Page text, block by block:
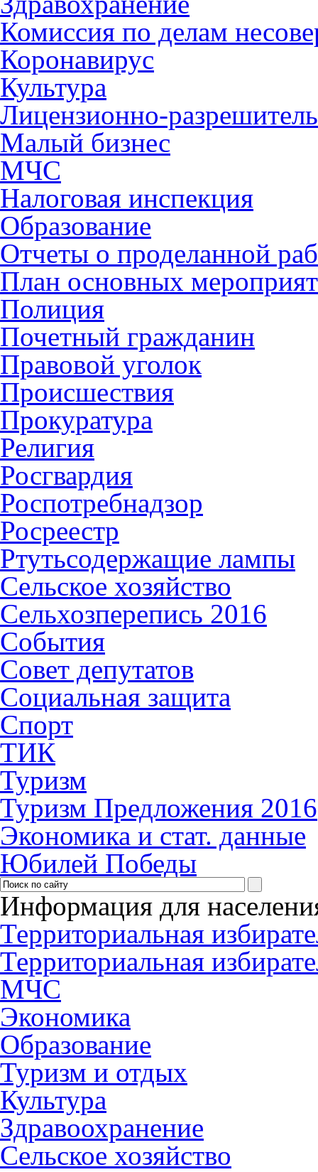
Комиссия по делам
Коронавирус
Культура
Лицензионно-
Малый бизнес
МЧС
Налоговая инспекция
Образование
Отчеты о проделанной
План основных
Полиция
Почетный гражданин
Правовой уголок
Происшествия
Прокуратура
Религия
Росгвардия
Роспотребнадзор
Росреестр
Ртутьсодержащие лампы
Сельское хозяйство
Сельхозперепись 2016
События
Совет депутатов
Социальная защита
Спорт
ТИК
Туризм
Туризм Предложения 2016
Экономика и стат. данные
Юбилей Победы
Информация для
Территориальная
Территориальная
МЧС
Экономика
Образование
Туризм и отдых
Культура
Здравоохранение
Сельское хозяйство